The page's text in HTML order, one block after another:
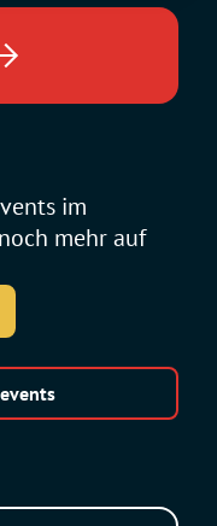
im
mehr auf